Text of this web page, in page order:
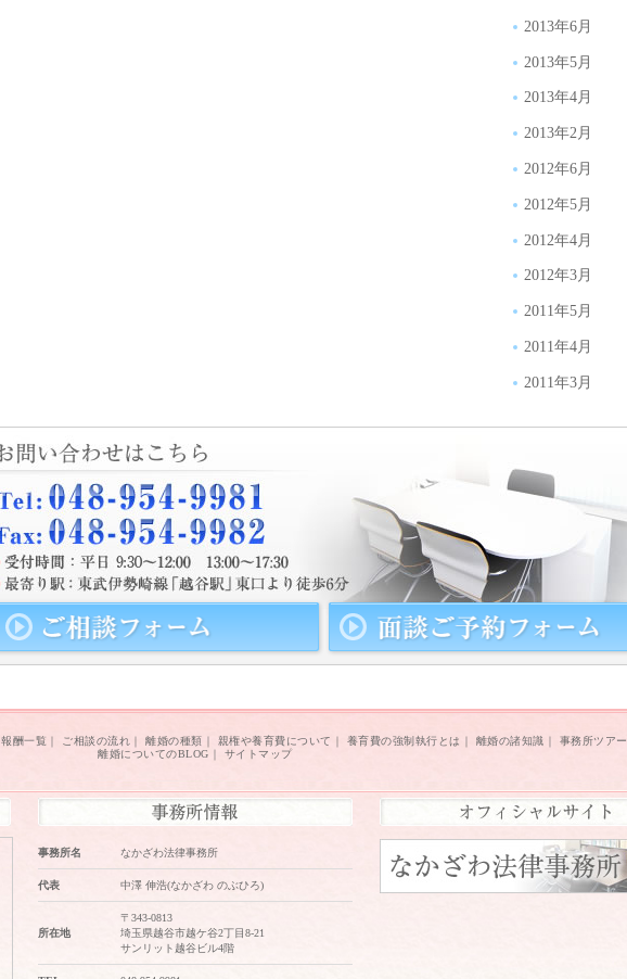
2013年6月
2013年5月
2013年4月
2013年2月
2012年6月
2012年5月
2012年4月
2012年3月
2011年5月
2011年4月
2011年3月
報酬一覧 ご相談の流れ 離婚の種類 親権や養育費について 養育費の強制執行とは 離婚の諸知識 事務所ツアー
離婚についてのBLOG
サイトマップ
事務所名 なかざわ法律事務所
代表 中澤 伸浩(なかざわ のぶひろ)
所在地
〒343-0813
埼玉県越谷市越ケ谷2丁目8-21
サンリット越谷ビル4階